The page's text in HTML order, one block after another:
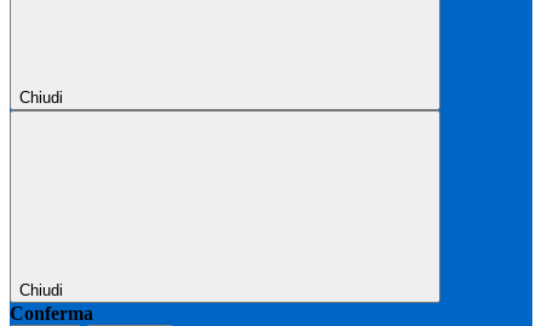
Chiudi
Chiudi
Conferma